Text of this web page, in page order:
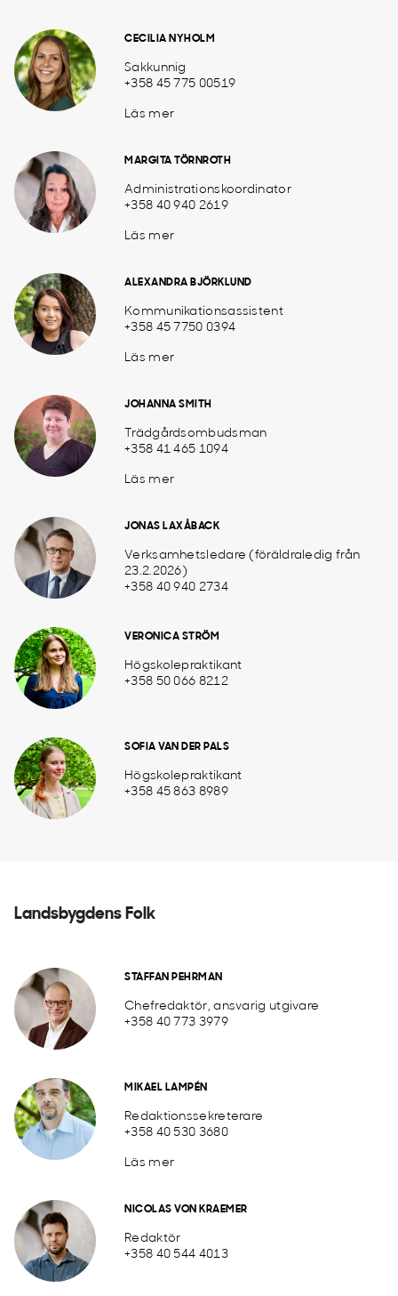
CECILIA NYHOLM
Sakkunnig
+358 45 775 00519
Läs mer
MARGITA TÖRNROTH
Administrationskoordinator
+358 40 940 2619
Läs mer
ALEXANDRA BJÖRKLUND
Kommunikationsassistent
+358 45 7750 0394
Läs mer
JOHANNA SMITH
Trädgårdsombudsman
+358 41 465 1094
Läs mer
JONAS LAXÅBACK
Verksamhetsledare (föräldraledig från
23.2.2026)
+358 40 940 2734
VERONICA STRÖM
Högskolepraktikant
+358 50 066 8212
SOFIA VAN DER PALS
Högskolepraktikant
+358 45 863 8989
Landsbygdens Folk
STAFFAN PEHRMAN
Chefredaktör, ansvarig utgivare
+358 40 773 3979
MIKAEL LAMPÉN
Redaktionssekreterare
+358 40 530 3680
Läs mer
NICOLAS VON KRAEMER
Redaktör
+358 40 544 4013